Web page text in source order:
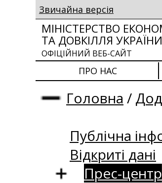
Звичайна версія
МІНІСТЕРСТВО
ТА ДОВКІЛЛЯ УКРАЇНИ
ОФІЦІЙНИЙ ВЕБ-САЙТ
ПРО НАС
Головна /
Публічна
Відкриті дані
Прес-центр